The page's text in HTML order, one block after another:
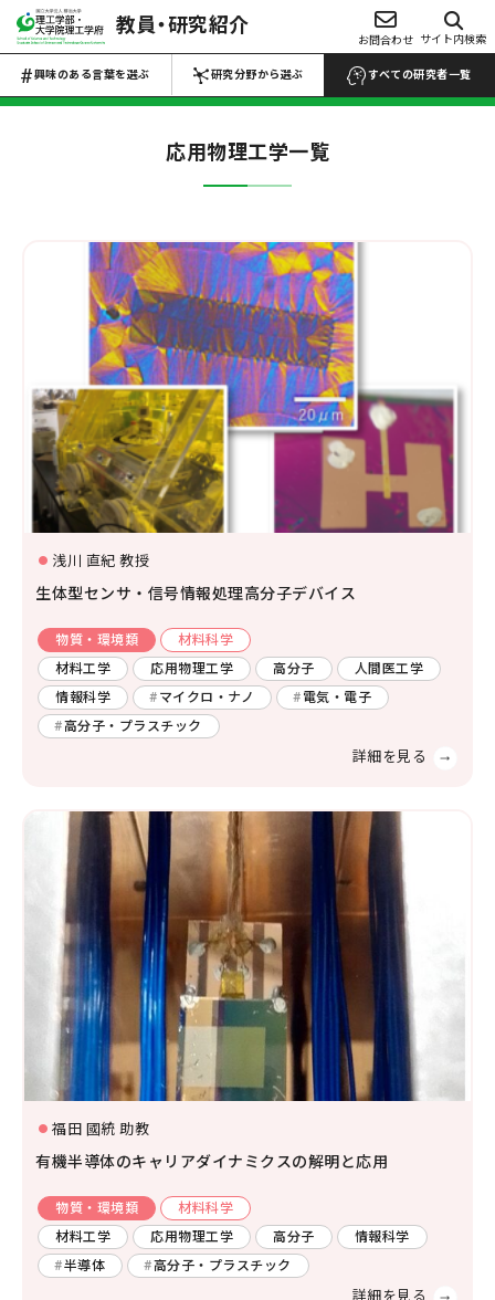
興味のある言葉を選ぶ
すべての研究者一覧 →
医学・医療
生物・微生物
薬・医薬品
農・水産
食品・食事
マイクロ・ナノ
化学
反応・合成
電池
高分子・プラスチ
レーザー
光・熱
数学・物理
電気・電子
AI・IoT
コンピューター
情報・通信
土木 廃棄物
環境
エネルギー
燃焼 自動車
船舶・海洋
研究分野から選ぶ
Search by research field
プラズマ学 地球惑星科学
材料力学
生産工学 設計工学
熱工学 機械力学 ロボティクス
電気電子工学 土木工学 建築学
航空宇宙工学 船舶海洋工学
社会システム工学 安全工学 防災工学
複合工学
材料工学
化学工学 ナノマイクロ科学
応用物理物性 応用物理工学
人間医工学
化学
無機・錯体化学 分析化学 高分子
有機材料 無機材料化学
エネルギー関連化学 生体分子化学
農学
農芸化学
生産環境農学
生物学
分子生物学
構造生物化学 機能生物化学
薬学及び基礎医学
薬学
生体の構造と機能
教員・研究紹介
お問合わせ サイト内検索
興味のある言葉を選ぶ 研究分野から選ぶ すべての研究者一覧
応用物理工学一覧
浅川 直紀 教授
生体型センサ・信号情報処理高分子デバイス
物質・環境類
材料科学
材料工学
応用物理工学 高分子
人間医工学
情報科学
マイクロ・ナノ
電気・電子
高分子・プラスチック
福田 國統 助教
有機半導体のキャリアダイナミクスの解明と応用
物質・環境類
材料科学
材料工学
応用物理工学 高分子
情報科学
半導体
高分子・プラスチック